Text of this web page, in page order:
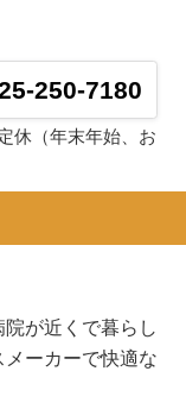
250-7180
休（年末年始、お
院が近くで暮らし
ーカーで快適な